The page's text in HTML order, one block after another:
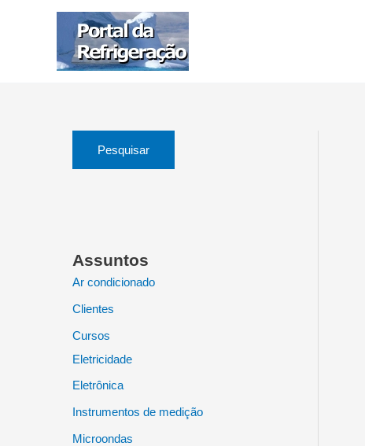
Pesquisar
Assuntos
Ar condicionado
Clientes
Cursos
Eletricidade
Eletrônica
Instrumentos de medição
Microondas